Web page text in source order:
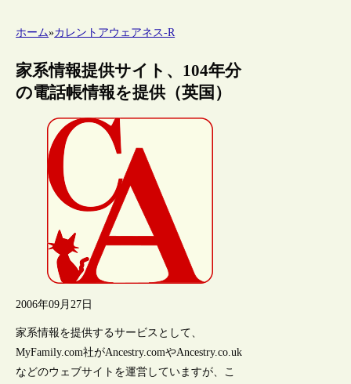
ホーム»カレントアウェアネス-R
家系情報提供サイト、104年分
の電話帳情報を提供（英国）
2006年09月27日
家系情報を提供するサービスとして、
MyFamily.com社がAncestry.comやAncestry.co.uk
などのウェブサイトを運営していますが、こ